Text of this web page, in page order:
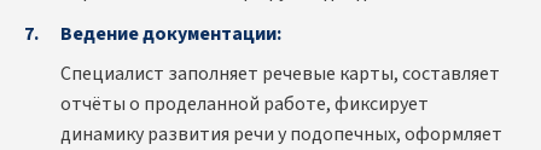
Ведение документации:
Специалист заполняет речевые карты, составляет
отчёты о проделанной работе, фиксирует
динамику развития речи у подопечных, оформляет